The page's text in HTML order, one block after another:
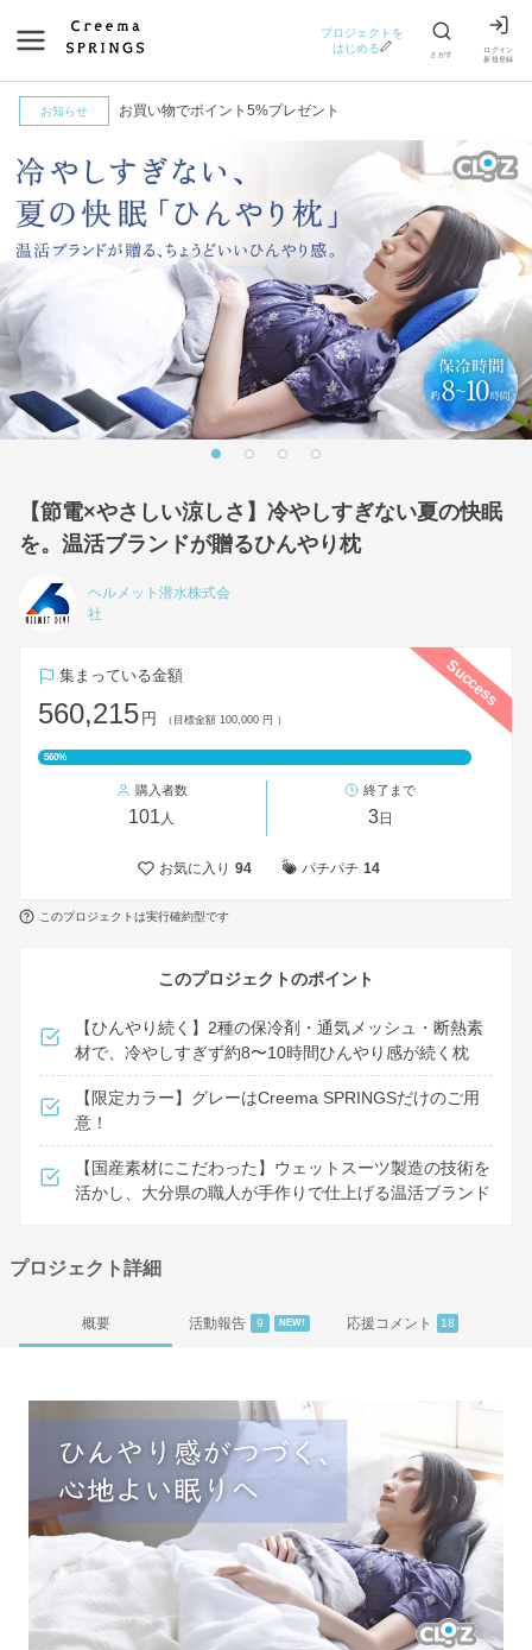
さがす
プロジェクトを
はじめる
ログイン
新規登録
お知らせ お買い物でポイント5%プレゼント
【節電×やさしい涼しさ】冷やしすぎない夏の快眠
を。温活ブランドが贈るひんやり枕
ヘルメット潜水株式会
社
Success
集まっている金額
560,215 円 （目標金額 100,000 円 ）
560%
購入者数
101 人
終了まで
3日
お気に入り 94 パチパチ 14
このプロジェクトは実行確約型です
このプロジェクトのポイント
【ひんやり続く】2種の保冷剤・通気メッシュ・断熱素
材で、冷やしすぎず約8〜10時間ひんやり感が続く枕
【限定カラー】グレーはCreema SPRINGSだけのご用
意！
【国産素材にこだわった】ウェットスーツ製造の技術を
活かし、大分県の職人が手作りで仕上げる温活ブランド
プロジェクト詳細
概要 活動報告 9 NEW! 応援コメント 18